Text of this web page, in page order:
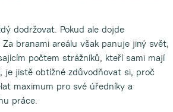
dodržovat. Pokud ale dojde
branami areálu však panuje jiný svět,
počtem strážníků, kteří sami mají
je jistě obtížné zdůvodňovat si, proč
maximum pro své úředníky a
práce.